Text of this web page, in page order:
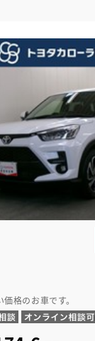
格のお車です。